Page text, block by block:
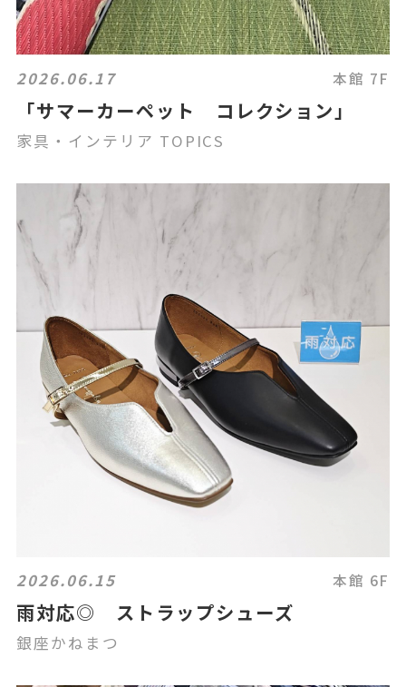
2026.06.17 本館 7F
「サマーカーペット コレクション」
家具・インテリア TOPICS
2026.06.15 本館 6F
雨対応◎ ストラップシューズ
銀座かねまつ